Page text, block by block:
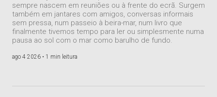
sempre nascem em reuniões ou à frente do ecrã. Surgem
também em jantares com amigos, conversas informais
sem pressa, num passeio à beira-mar, num livro que
finalmente tivemos tempo para ler ou simplesmente numa
pausa ao sol com o mar como barulho de fundo.
ago 4 2026 • 1 min leitura